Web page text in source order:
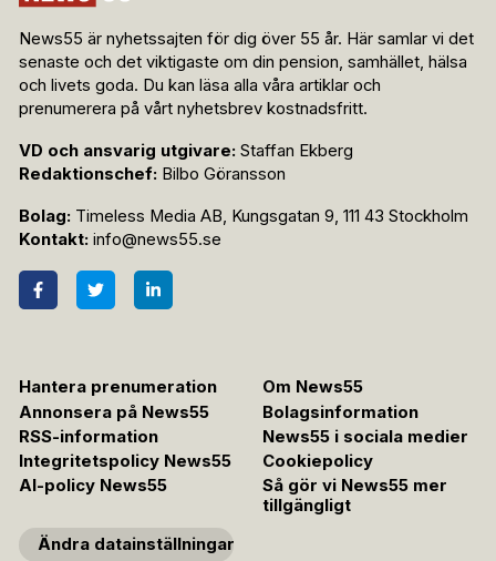
News55 är nyhetssajten för dig över 55 år. Här samlar vi det
senaste och det viktigaste om din pension, samhället, hälsa
och livets goda. Du kan läsa alla våra artiklar och
prenumerera på vårt nyhetsbrev kostnadsfritt.
VD och ansvarig utgivare: Staffan Ekberg
Redaktionschef: Bilbo Göransson
Bolag: Timeless Media AB, Kungsgatan 9, 111 43 Stockholm
Kontakt: info@news55.se
Hantera prenumeration
Om News55
Annonsera på News55
Bolagsinformation
RSS-information
News55 i sociala medier
Integritetspolicy News55
Cookiepolicy
AI-policy News55
Så gör vi News55 mer
tillgängligt
Ändra datainställningar